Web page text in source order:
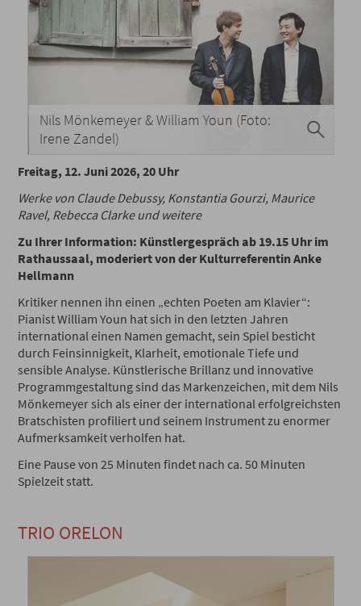
Nils Mönkemeyer & William Youn (Foto:
Irene Zandel)
Freitag, 12. Juni 2026, 20 Uhr
Werke von Claude Debussy, Konstantia Gourzi, Maurice
Ravel, Rebecca Clarke und weitere
Zu Ihrer Information: Künstlergespräch ab 19.15 Uhr im
Rathaussaal, moderiert von der Kulturreferentin Anke
Hellmann
Kritiker nennen ihn einen „echten Poeten am Klavier“:
Pianist William Youn hat sich in den letzten Jahren
international einen Namen gemacht, sein Spiel besticht
durch Feinsinnigkeit, Klarheit, emotionale Tiefe und
sensible Analyse. Künstlerische Brillanz und innovative
Programmgestaltung sind das Markenzeichen, mit dem Nils
Mönkemeyer sich als einer der international erfolgreichsten
Bratschisten profiliert und seinem Instrument zu enormer
Aufmerksamkeit verholfen hat.
Eine Pause von 25 Minuten findet nach ca. 50 Minuten
Spielzeit statt.
TRIO ORELON